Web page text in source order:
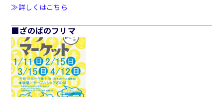
≫詳しくはこちら
ざのばのフリマ